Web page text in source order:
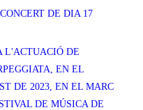
DE DIA 17
L'ACTUACIÓ DE
EN EL
DE 2023, EN EL MARC
DE MÚSICA DE